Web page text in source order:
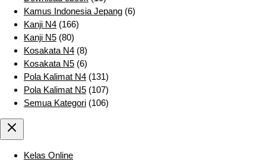
Kamus Indonesia Jepang (6)
Kanji N4 (166)
Kanji N5 (80)
Kosakata N4 (8)
Kosakata N5 (6)
Pola Kalimat N4 (131)
Pola Kalimat N5 (107)
Semua Kategori (106)
Kelas Online